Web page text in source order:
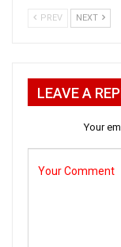
PREV NEXT
LEAVE A
Your